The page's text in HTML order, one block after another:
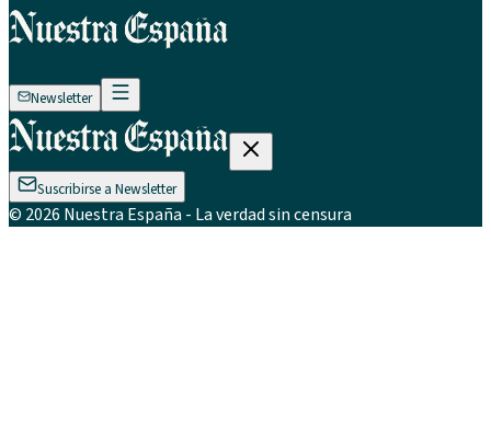
Newsletter
Suscribirse a Newsletter
© 2026 Nuestra España - La verdad sin censura